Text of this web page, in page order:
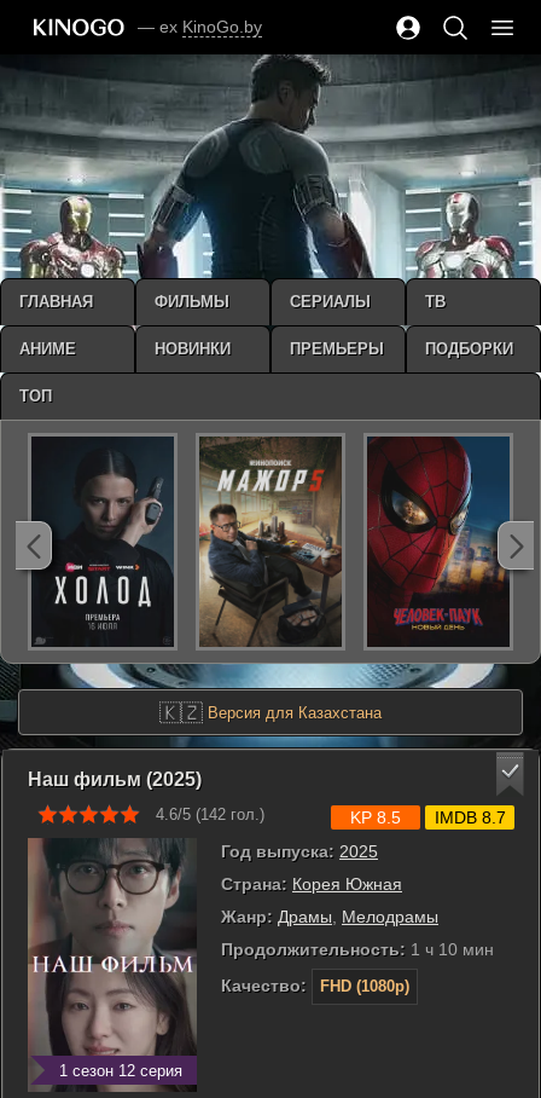
— ex KinoGo.by
🇰🇿 Версия для Казахстана
Наш фильм (2025)
4.6/5 (142 гол.)
1 сезон 12 серия
Год выпуска: 2025
Страна: Корея Южная
Жанр: Драмы
Мелодрамы
Продолжительность: 1 ч 10 мин
Качество:
FHD (1080p)
KP 8.5 IMDB 8.7
ГЛАВНАЯ ФИЛЬМЫ СЕРИАЛЫ ТВ
АНИМЕ НОВИНКИ ПРЕМЬЕРЫ ПОДБОРКИ
ТОП